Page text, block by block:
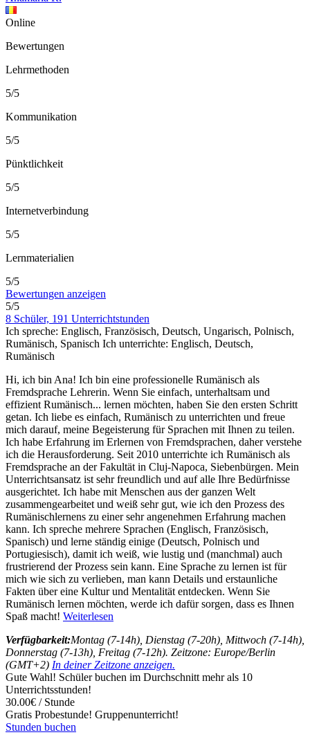
Online
Bewertungen
Lehrmethoden
5/5
Kommunikation
5/5
Pünktlichkeit
5/5
Internetverbindung
5/5
Lernmaterialien
5/5
Bewertungen anzeigen
5/5
8 Schüler, 191 Unterrichtstunden
Ich spreche: Englisch, Französisch, Deutsch, Ungarisch, Polnisch,
Rumänisch, Spanisch Ich unterrichte: Englisch, Deutsch,
Rumänisch
Hi, ich bin Ana! Ich bin eine professionelle Rumänisch als
Fremdsprache Lehrerin. Wenn Sie einfach, unterhaltsam und
effizient Rumänisch... lernen möchten, haben Sie den ersten Schritt
getan. Ich liebe es einfach, Rumänisch zu unterrichten und freue
mich darauf, meine Begeisterung für Sprachen mit Ihnen zu teilen.
Ich habe Erfahrung im Erlernen von Fremdsprachen, daher verstehe
ich die Herausforderung. Seit 2010 unterrichte ich Rumänisch als
Fremdsprache an der Fakultät in Cluj-Napoca, Siebenbürgen. Mein
Unterrichtsansatz ist sehr freundlich und auf alle Ihre Bedürfnisse
ausgerichtet. Ich habe mit Menschen aus der ganzen Welt
zusammengearbeitet und weiß sehr gut, wie ich den Prozess des
Rumänischlernens zu einer sehr angenehmen Erfahrung machen
kann. Ich spreche mehrere Sprachen (Englisch, Französisch,
Spanisch) und lerne ständig einige (Deutsch, Polnisch und
Portugiesisch), damit ich weiß, wie lustig und (manchmal) auch
frustrierend der Prozess sein kann. Eine Sprache zu lernen ist für
mich wie sich zu verlieben, man kann Details und erstaunliche
Fakten über eine Kultur und Mentalität entdecken. Wenn Sie
Rumänisch lernen möchten, werde ich dafür sorgen, dass es Ihnen
Spaß macht! Weiterlesen
Verfügbarkeit:Montag (7-14h), Dienstag (7-20h), Mittwoch (7-14h),
Donnerstag (7-13h), Freitag (7-12h). Zeitzone: Europe/Berlin
(GMT+2) In deiner Zeitzone anzeigen.
Gute Wahl! Schüler buchen im Durchschnitt mehr als 10
Unterrichtsstunden!
30.00€ / Stunde
Gratis Probestunde! Gruppenunterricht!
Stunden buchen